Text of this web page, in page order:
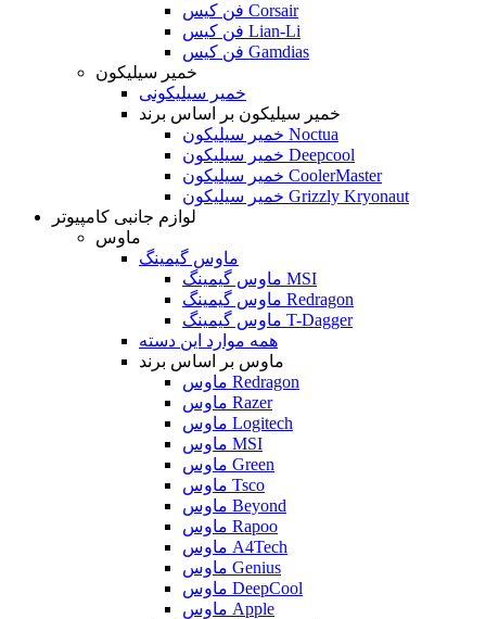
فن کیس Corsair
فن کیس Lian-Li
فن کیس Gamdias
خمیر سیلیکون
خمیر سیلیکونی
خمیر سیلیکون بر اساس برند
خمیر سیلیکون Noctua
خمیر سیلیکون Deepcool
خمیر سیلیکون CoolerMaster
خمیر سیلیکون Grizzly Kryonaut
لوازم جانبی کامپیوتر
ماوس
ماوس گیمینگ
ماوس گیمینگ MSI
ماوس گیمینگ Redragon
ماوس گیمینگ T-Dagger
همه موارد این دسته
ماوس بر اساس برند
ماوس Redragon
ماوس Razer
ماوس Logitech
ماوس MSI
ماوس Green
ماوس Tsco
ماوس Beyond
ماوس Rapoo
ماوس A4Tech
ماوس Genius
ماوس DeepCool
ماوس Apple